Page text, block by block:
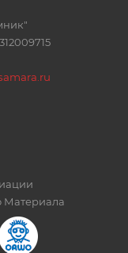
Материала